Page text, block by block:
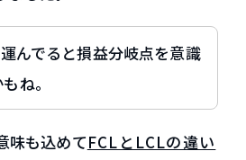
い合わせ
EN
んでると損益分岐点を意識
ね。
味も込めてFCLとLCLの違い